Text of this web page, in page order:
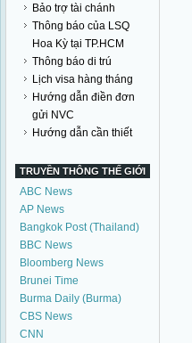
Bảo trợ tài chánh
Thông báo của LSQ
Hoa Kỳ tại TP.HCM
Thông báo di trú
Lịch visa hàng tháng
Hướng dẫn điền đơn
gửi NVC
Hướng dẫn cần thiết
TRUYỀN THÔNG THẾ GIỚI
ABC News
AP News
Bangkok Post (Thailand)
BBC News
Bloomberg News
Brunei Time
Burma Daily (Burma)
CBS News
CNN